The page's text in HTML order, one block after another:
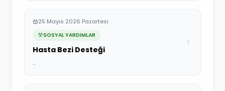
25 Mayıs 2026 Pazartesi
SOSYAL YARDIMLAR
Hasta Bezi Desteği
...